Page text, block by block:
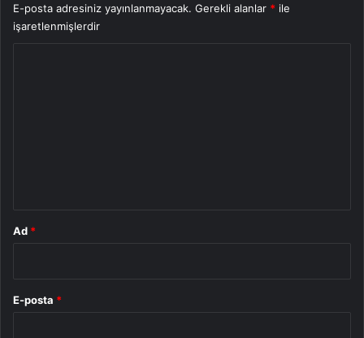
E-posta adresiniz yayınlanmayacak. Gerekli alanlar * ile
işaretlenmişlerdir
Ad *
E-posta *